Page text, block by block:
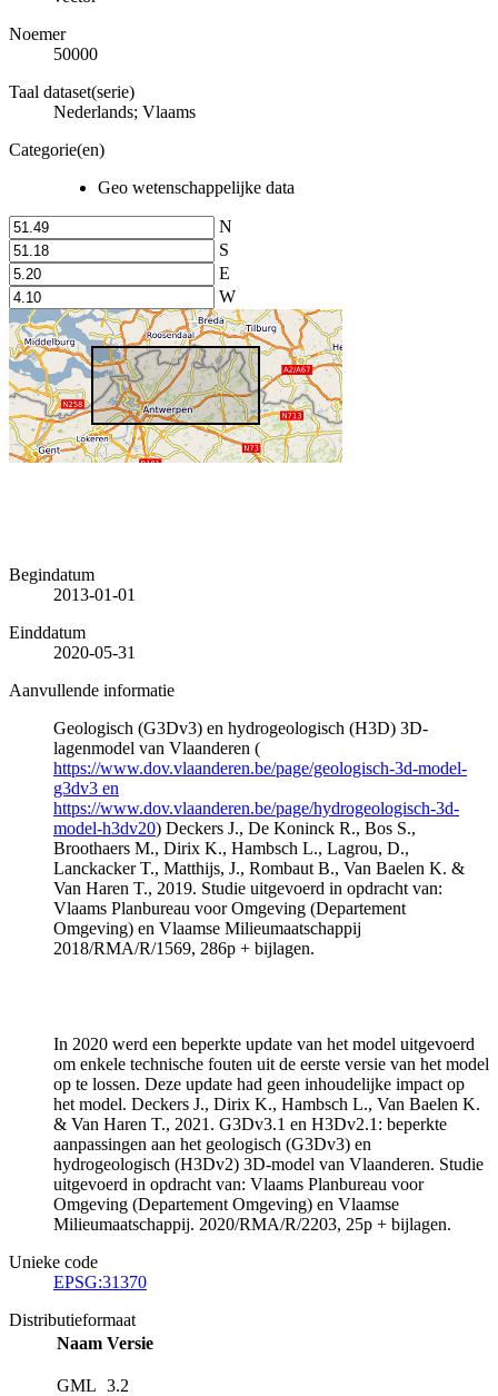
Noemer
50000
Taal dataset(serie)
Nederlands; Vlaams
Categorie(en)
Geo wetenschappelijke data
N
S
E
W
Begindatum
2013-01-01
Einddatum
2020-05-31
Aanvullende informatie
Geologisch (G3Dv3) en hydrogeologisch (H3D) 3D-
lagenmodel van Vlaanderen (
https://www.dov.vlaanderen.be/page/geologisch-3d-model-
g3dv3 en
https://www.dov.vlaanderen.be/page/hydrogeologisch-3d-
model-h3dv20) Deckers J., De Koninck R., Bos S.,
Broothaers M., Dirix K., Hambsch L., Lagrou, D.,
Lanckacker T., Matthijs, J., Rombaut B., Van Baelen K. &
Van Haren T., 2019. Studie uitgevoerd in opdracht van:
Vlaams Planbureau voor Omgeving (Departement
Omgeving) en Vlaamse Milieumaatschappij
2018/RMA/R/1569, 286p + bijlagen.
In 2020 werd een beperkte update van het model uitgevoerd
om enkele technische fouten uit de eerste versie van het model
op te lossen. Deze update had geen inhoudelijke impact op
het model. Deckers J., Dirix K., Hambsch L., Van Baelen K.
& Van Haren T., 2021. G3Dv3.1 en H3Dv2.1: beperkte
aanpassingen aan het geologisch (G3Dv3) en
hydrogeologisch (H3Dv2) 3D-model van Vlaanderen. Studie
uitgevoerd in opdracht van: Vlaams Planbureau voor
Omgeving (Departement Omgeving) en Vlaamse
Milieumaatschappij. 2020/RMA/R/2203, 25p + bijlagen.
Unieke code
EPSG:31370
Distributieformaat
Naam Versie
GML 3.2